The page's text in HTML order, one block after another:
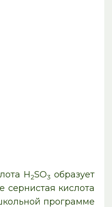
H2SO3 образует
сернистая кислота
программе